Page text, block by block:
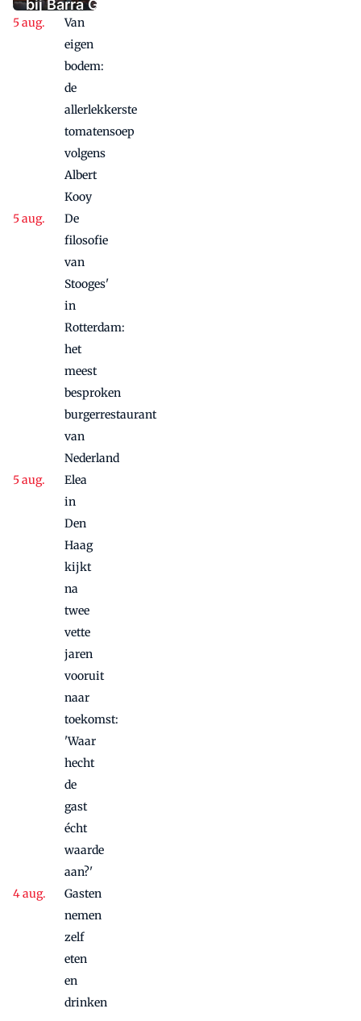
bij Barra Gio
Dio: twee
panden, één
concept,
twee sferen
Van
eigen
bodem:
de
allerlekkerste
tomatensoep
volgens
Albert
Kooy
De
filosofie
van
Stooges'
in
Rotterdam:
het
meest
besproken
burgerrestaurant
van
Nederland
Elea
in
Den
Haag
kijkt
na
twee
vette
jaren
vooruit
naar
toekomst:
'Waar
hecht
de
gast
écht
waarde
aan?'
Gasten
nemen
zelf
eten
en
drinken